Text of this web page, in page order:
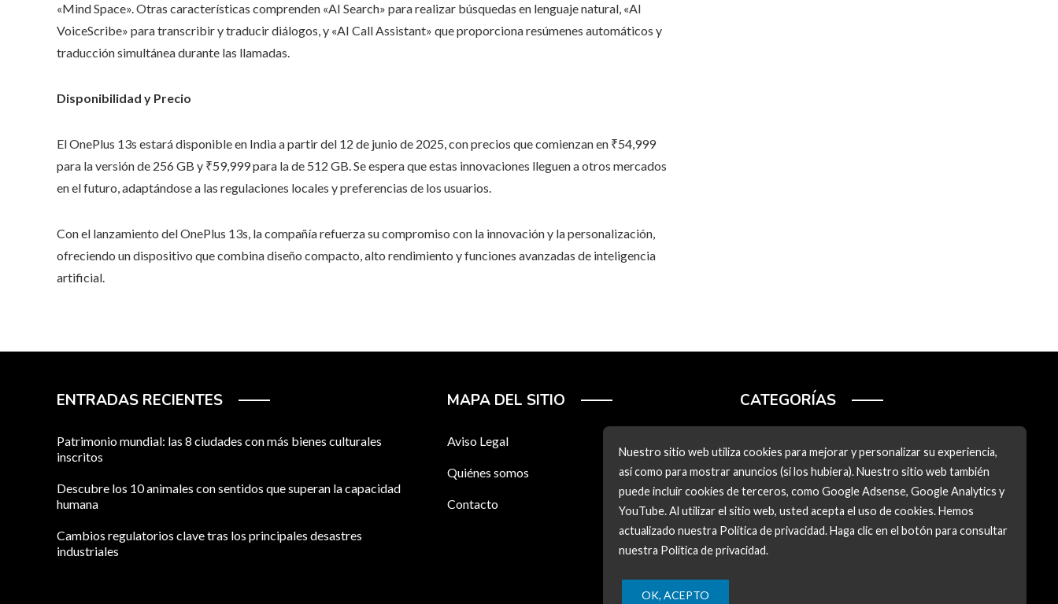
Nuestro sitio web utiliza cookies para mejorar y personalizar su experiencia,
así como para mostrar anuncios (si los hubiera). Nuestro sitio web también
puede incluir cookies de terceros, como Google Adsense, Google Analytics y
YouTube. Al utilizar el sitio web, usted acepta el uso de cookies. Hemos
actualizado nuestra Política de privacidad. Haga clic en el botón para consultar
nuestra Política de privacidad.
OK, ACEPTO
«Mind Space». Otras características comprenden «AI Search» para realizar búsquedas en lenguaje natural, «AI
VoiceScribe» para transcribir y traducir diálogos, y «AI Call Assistant» que proporciona resúmenes automáticos y
traducción simultánea durante las llamadas.
Disponibilidad y Precio
El OnePlus 13s estará disponible en India a partir del 12 de junio de 2025, con precios que comienzan en ₹54,999
para la versión de 256 GB y ₹59,999 para la de 512 GB. Se espera que estas innovaciones lleguen a otros mercados
en el futuro, adaptándose a las regulaciones locales y preferencias de los usuarios.
Con el lanzamiento del OnePlus 13s, la compañía refuerza su compromiso con la innovación y la personalización,
ofreciendo un dispositivo que combina diseño compacto, alto rendimiento y funciones avanzadas de inteligencia
artificial.
ENTRADAS RECIENTES
Patrimonio mundial: las 8 ciudades con más bienes culturales
inscritos
Descubre los 10 animales con sentidos que superan la capacidad
humana
Cambios regulatorios clave tras los principales desastres
industriales
MAPA DEL SITIO
Aviso Legal
Quiénes somos
Contacto
CATEGORÍAS
Cultura y ocio
Inversiones y negocios
Responsabilidad social